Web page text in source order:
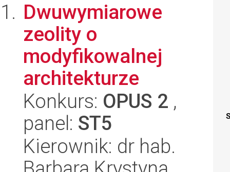
Dwuwymiarowe
zeolity o
modyfikowalnej
architekturze
Konkurs: OPUS 2 ,
panel: ST5
Kierownik: dr hab.